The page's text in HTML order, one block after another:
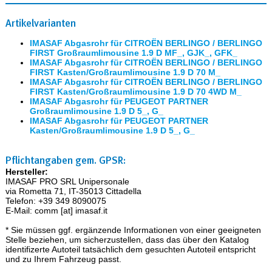
Artikelvarianten
IMASAF Abgasrohr für CITROËN BERLINGO / BERLINGO
FIRST Großraumlimousine 1.9 D MF_, GJK_, GFK_
IMASAF Abgasrohr für CITROËN BERLINGO / BERLINGO
FIRST Kasten/Großraumlimousine 1.9 D 70 M_
IMASAF Abgasrohr für CITROËN BERLINGO / BERLINGO
FIRST Kasten/Großraumlimousine 1.9 D 70 4WD M_
IMASAF Abgasrohr für PEUGEOT PARTNER
Großraumlimousine 1.9 D 5_, G_
IMASAF Abgasrohr für PEUGEOT PARTNER
Kasten/Großraumlimousine 1.9 D 5_, G_
Pflichtangaben gem. GPSR:
Hersteller:
IMASAF PRO SRL Unipersonale
via Rometta 71, IT-35013 Cittadella
Telefon: +39 349 8090075
E-Mail: comm [at] imasaf.it
* Sie müssen ggf. ergänzende Informationen von einer geeigneten
Stelle beziehen, um sicherzustellen, dass das über den Katalog
identifizerte Autoteil tatsächlich dem gesuchten Autoteil entspricht
und zu Ihrem Fahrzeug passt.